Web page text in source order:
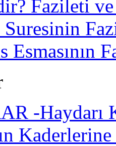
Fazileti
-Haydarı